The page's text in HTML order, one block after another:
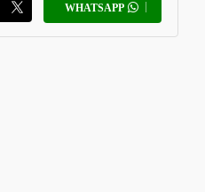
WHATSAPP